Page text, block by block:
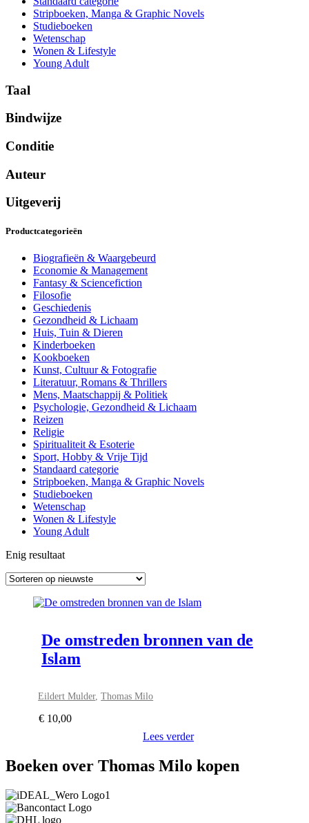
Stripboeken, Manga & Graphic Novels
Studieboeken
Wetenschap
Wonen & Lifestyle
Young Adult
Taal
Bindwijze
Conditie
Auteur
Uitgeverij
Productcategorieën
Biografieën & Waargebeurd
Economie & Management
Fantasy & Sciencefiction
Filosofie
Geschiedenis
Gezondheid & Lichaam
Huis, Tuin & Dieren
Kinderboeken
Kookboeken
Kunst, Cultuur & Fotografie
Literatuur, Romans & Thrillers
Mens, Maatschappij & Politiek
Psychologie, Gezondheid & Lichaam
Reizen
Religie
Spiritualiteit & Esoterie
Sport, Hobby & Vrije Tijd
Standaard categorie
Stripboeken, Manga & Graphic Novels
Studieboeken
Wetenschap
Wonen & Lifestyle
Young Adult
Enig resultaat
De omstreden bronnen van de
Islam
Eildert Mulder,Thomas Milo
€ 10,00
Lees verder
Boeken over Thomas Milo kopen